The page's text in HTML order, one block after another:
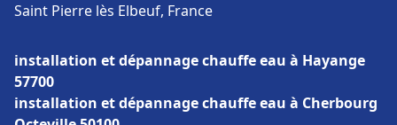
Saint Pierre lès Elbeuf, France
installation et dépannage chauffe eau à Hayange
57700
installation et dépannage chauffe eau à Cherbourg